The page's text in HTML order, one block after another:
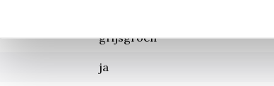
grijsgroen
ja